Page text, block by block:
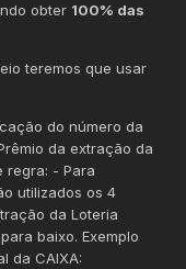
obter 100% das
teremos que usar
do número da
da extração da
regra: - Para
utilizados os 4
da Loteria
baixo. Exemplo
da CAIXA: